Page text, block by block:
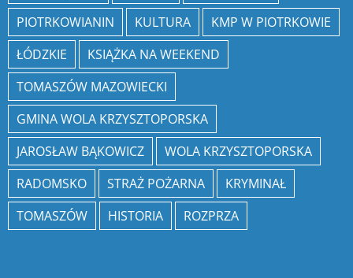
PIOTRKOWIANIN
KULTURA
KMP W PIOTRKOWIE
ŁÓDZKIE
KSIĄŻKA NA WEEKEND
TOMASZÓW MAZOWIECKI
GMINA WOLA KRZYSZTOPORSKA
JAROSŁAW BĄKOWICZ
WOLA KRZYSZTOPORSKA
RADOMSKO
STRAŻ POŻARNA
KRYMINAŁ
TOMASZÓW
HISTORIA ROZPRZA